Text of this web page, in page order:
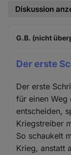
Diskussion
G.B. (nicht
Der erste
Der erste
für einen Weg
entscheiden,
Kriegstreiber
So schaukelt
Krieg, anstatt